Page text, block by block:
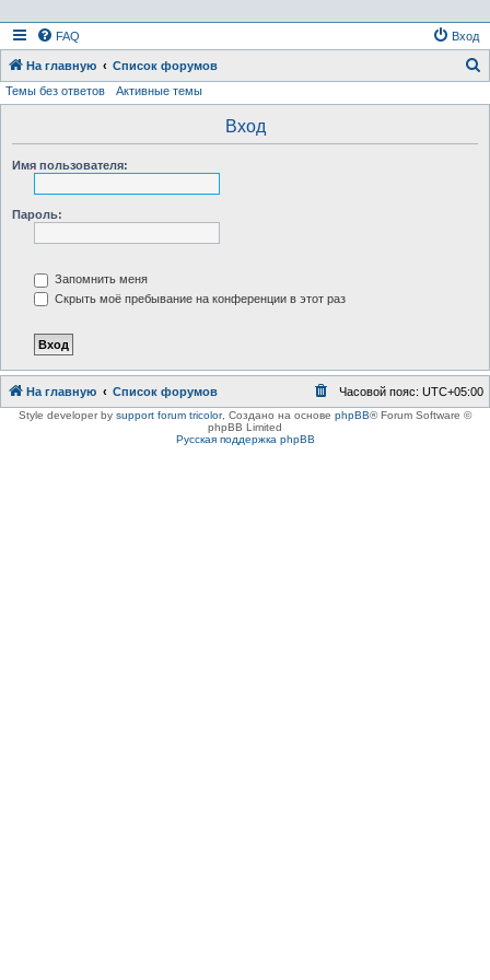
FAQ Вход
На главную Список форумов
Темы без ответов Активные темы
Вход
Имя пользователя:
Пароль:
Запомнить меня
Скрыть моё пребывание на конференции в этот раз
На главную Список форумов Часовой пояс: UTC+05:00
Style developer by support forum tricolor, Создано на основе phpBB® Forum Software ©
phpBB Limited
Русская поддержка phpBB